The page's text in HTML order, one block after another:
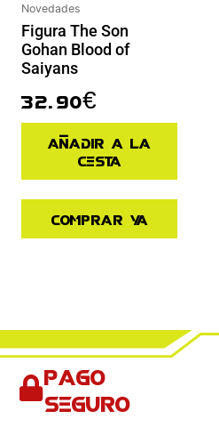
Novedades
Figura The Son
Gohan Blood of
Saiyans
32.90€
Añadir a la
cesta
Comprar ya
Pago
seguro